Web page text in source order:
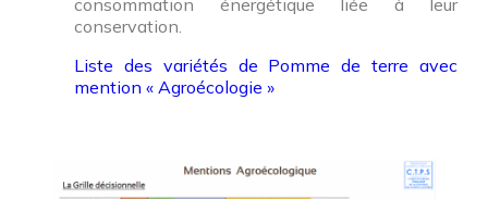
conservation.
Liste des variétés de Pomme de terre avec
mention « Agroécologie »